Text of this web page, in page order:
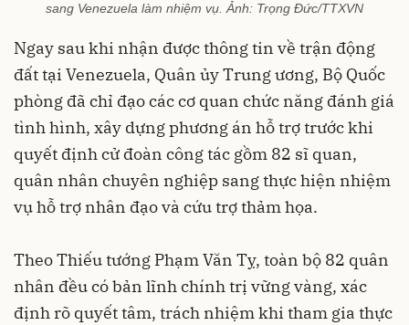
sang Venezuela làm nhiệm vụ. Ảnh: Trọng Đức/TTXVN
Ngay sau khi nhận được thông tin về trận động
đất tại Venezuela, Quân ủy Trung ương, Bộ Quốc
phòng đã chỉ đạo các cơ quan chức năng đánh giá
tình hình, xây dựng phương án hỗ trợ trước khi
quyết định cử đoàn công tác gồm 82 sĩ quan,
quân nhân chuyên nghiệp sang thực hiện nhiệm
vụ hỗ trợ nhân đạo và cứu trợ thảm họa.
Theo Thiếu tướng Phạm Văn Tỵ, toàn bộ 82 quân
nhân đều có bản lĩnh chính trị vững vàng, xác
định rõ quyết tâm, trách nhiệm khi tham gia thực